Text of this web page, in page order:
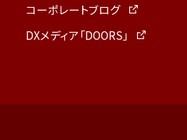
コーポレートブログ
DXメディア「DOORS」